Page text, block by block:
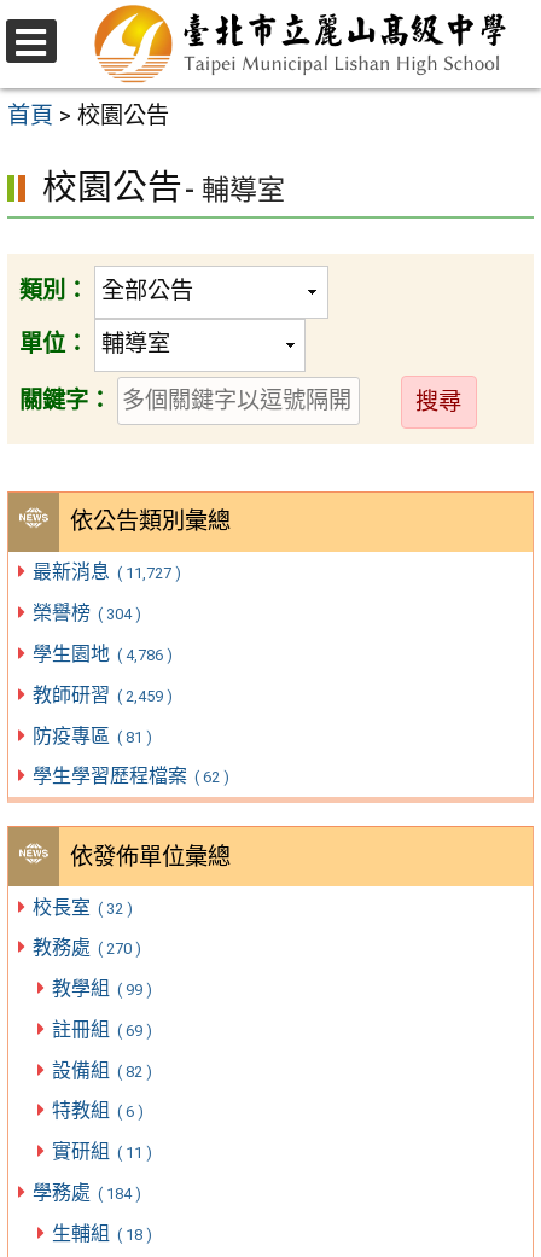
跳
至
主
內
容
選
單
首頁 > 校園公告
依公告類別彙總
最新消息 ( 11,727 )
榮譽榜 ( 304 )
學生園地 ( 4,786 )
教師研習 ( 2,459 )
防疫專區 ( 81 )
學生學習歷程檔案 ( 62 )
依發佈單位彙總
校長室 ( 32 )
教務處 ( 270 )
教學組 ( 99 )
註冊組 ( 69 )
設備組 ( 82 )
特教組 ( 6 )
實研組 ( 11 )
學務處 ( 184 )
生輔組 ( 18 )
校園公告- 輔導室
類別：
單位：
關鍵字：
送
出